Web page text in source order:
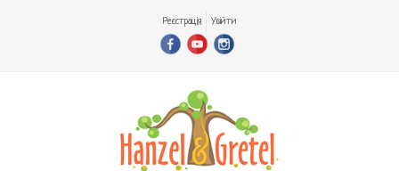
Реєстрація Увійти